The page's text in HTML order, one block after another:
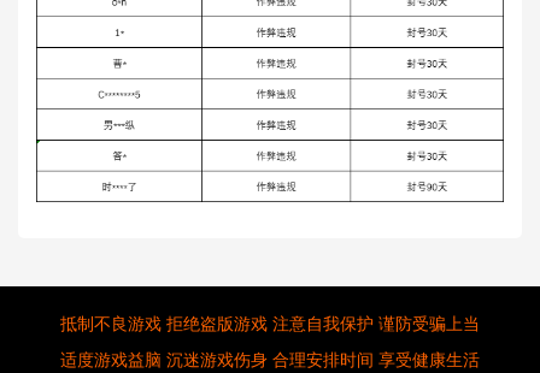
抵制不良游戏 拒绝盗版游戏 注意自我保护 谨防受骗上当
适度游戏益脑 沉迷游戏伤身 合理安排时间 享受健康生活